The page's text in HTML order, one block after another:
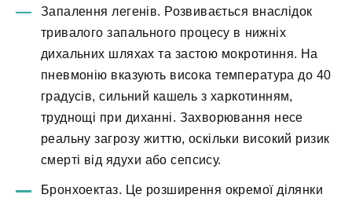
Запалення легенів. Розвивається внаслідок
тривалого запального процесу в нижніх
дихальних шляхах та застою мокротиння. На
пневмонію вказують висока температура до 40
градусів, сильний кашель з харкотинням,
труднощі при диханні. Захворювання несе
реальну загрозу життю, оскільки високий ризик
смерті від ядухи або сепсису.
Бронхоектаз. Це розширення окремої ділянки